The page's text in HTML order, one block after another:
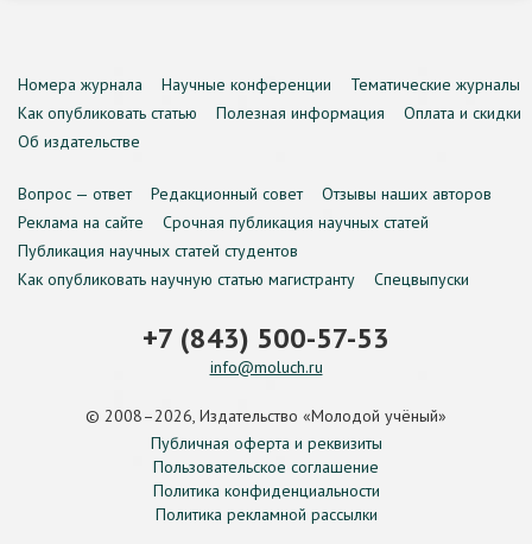
Номера журнала Научные конференции
Тематические журналы
Как опубликовать статью
Полезная информация
Оплата и скидки
Об издательстве
Вопрос — ответ Редакционный совет
Отзывы наших авторов
Реклама на сайте
Срочная публикация научных статей
Публикация научных статей студентов
Как опубликовать научную статью магистранту
Спецвыпуски
+7 (843) 500-57-53
info@moluch.ru
© 2008–2026, Издательство «Молодой учёный»
Публичная оферта и реквизиты
Пользовательское соглашение
Политика конфиденциальности
Политика рекламной рассылки